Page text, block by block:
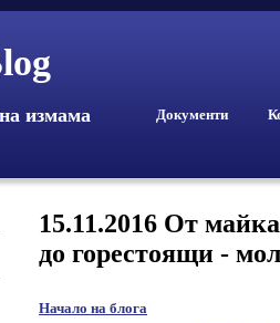
измама Документи
15.11.2016 От
до горестоящи -
Начало на блога